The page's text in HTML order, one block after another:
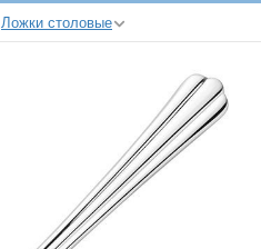
Ложки столовые